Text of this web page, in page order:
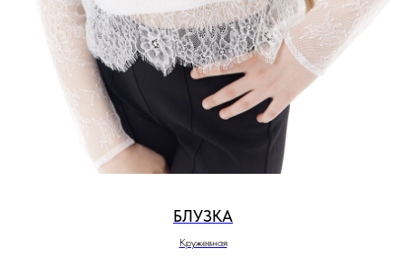
БЛУЗКА
Кружевная